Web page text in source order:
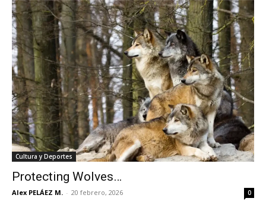
Cultura y Deportes
Protecting Wolves…
Alex PELÁEZ M. - 20 febrero, 2026 0